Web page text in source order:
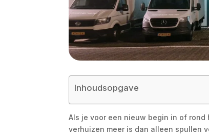
Inhoudsopgave
Als je voor een nieuw begin in of
verhuizen meer is dan alleen spullen